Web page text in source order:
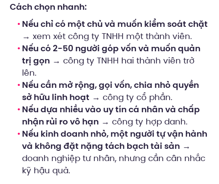
Cách chọn nhanh:
Nếu chỉ có một chủ và muốn kiểm soát chặt
→ xem xét công ty TNHH một thành viên.
Nếu có 2-50 người góp vốn và muốn quản
trị gọn → công ty TNHH hai thành viên trở
lên.
Nếu cần mở rộng, gọi vốn, chia nhỏ quyền
sở hữu linh hoạt → công ty cổ phần.
Nếu dựa nhiều vào uy tín cá nhân và chấp
nhận rủi ro vô hạn → công ty hợp danh.
Nếu kinh doanh nhỏ, một người tự vận hành
và không đặt nặng tách bạch tài sản →
doanh nghiệp tư nhân, nhưng cần cân nhắc
kỹ hậu quả.